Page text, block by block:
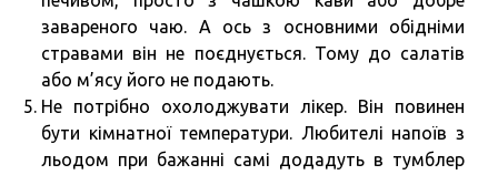
завареного чаю. А ось з основними обідніми
стравами він не поєднується. Тому до салатів
або м’ясу його не подають.
Не потрібно охолоджувати лікер. Він повинен
бути кімнатної температури. Любителі напоїв з
льодом при бажанні самі додадуть в тумблер